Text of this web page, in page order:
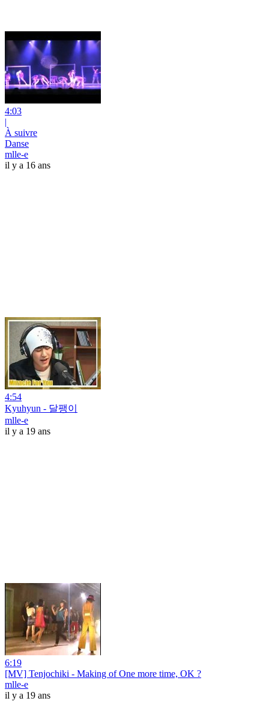
4:03
|
À suivre
Danse
mlle-e
il y a 16 ans
4:54
Kyuhyun - 달팽이
mlle-e
il y a 19 ans
6:19
[MV] Tenjochiki - Making of One more time, OK ?
mlle-e
il y a 19 ans